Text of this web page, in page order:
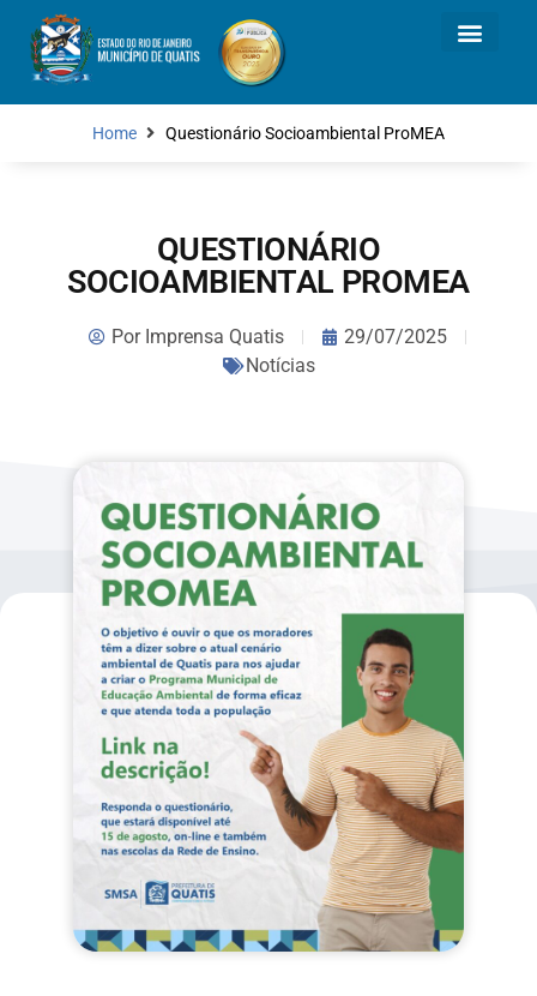
Home Questionário Socioambiental ProMEA
QUESTIONÁRIO
SOCIOAMBIENTAL PROMEA
PorImprensa Quatis
29/07/2025
Notícias